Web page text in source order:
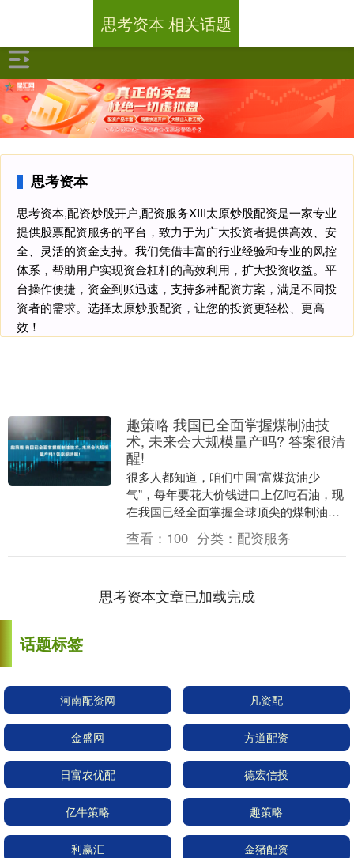
思考资本
思考资本,配资炒股开户,配资服务XIII‌太原炒股配资是一家专业
提供股票配资服务的平台，致力于为广大投资者提供高效、安
全、灵活的资金支持。我们凭借丰富的行业经验和专业的风控
体系，帮助用户实现资金杠杆的高效利用，扩大投资收益。平
台操作便捷，资金到账迅速，支持多种配资方案，满足不同投
资者的需求。选择太原炒股配资，让您的投资更轻松、更高
效！
思考资本 相关话题
趣策略 我国已全面掌握煤制油技
术, 未来会大规模量产吗? 答案很清
醒!
很多人都知道，咱们中国“富煤贫油少
气”，每年要花大价钱进口上亿吨石油，现
在我国已经全面掌握全球顶尖的煤制油技
术，为啥不赶紧大规模生产煤制油？ 答案
可能和很多人想....
查看： 100 分类： 配资服务
思考资本文章已加载完成
话题标签
河南配资网 凡资配
金盛网 方道配资
日富农优配 德宏信投
亿牛策略 趣策略
利赢汇 金猪配资